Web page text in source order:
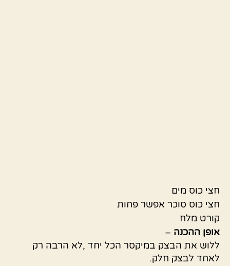
חצי כוס מים
חצי כוס סוכר אפשר פחות
קורט מלח
אופן ההכנה –
ללוש את הבצק במיקסר הכל יחד ,לא הרבה רק
לאחד לבצק חלק.